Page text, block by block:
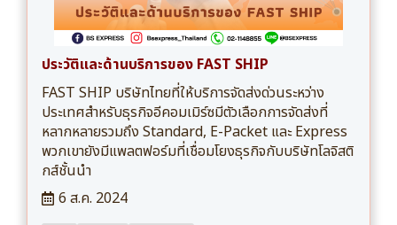
ประวัติและด้านบริการของ FAST SHIP
FAST SHIP บริษัทไทยที่ให้บริการจัดส่งด่วนระหว่าง
ประเทศสำหรับธุรกิจอีคอมเมิร์ซมีตัวเลือกการจัดส่งที่
หลากหลายรวมถึง Standard, E-Packet และ Express
พวกเขายังมีแพลตฟอร์มที่เชื่อมโยงธุรกิจกับบริษัทโลจิสติ
กส์ชั้นนำ
6 ส.ค. 2024